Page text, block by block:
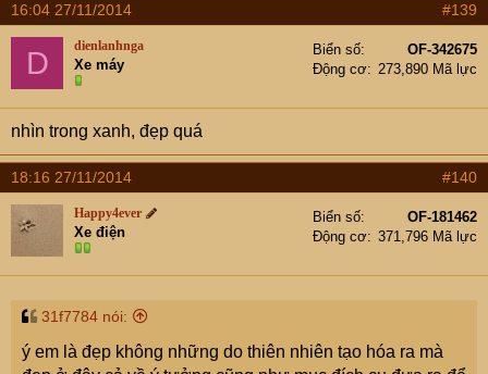
16:04 27/11/2014 #139
D dienlanhnga
Xe máy
Biển số
OF-342675
Động cơ
273,890 Mã lực
nhìn trong xanh, đẹp quá
18:16 27/11/2014 #140
Happy4ever
Xe điện
Biển số
OF-181462
Động cơ
371,796 Mã lực
31f7784 nói:
ý em là đẹp không những do thiên nhiên tạo hóa ra mà